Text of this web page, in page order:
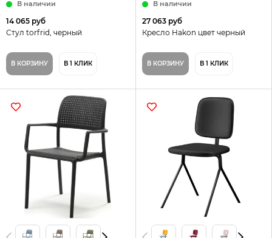
В наличии
14 065 руб
Стул torfrid, черный
В КОРЗИНУ В 1 КЛИК
В наличии
27 063 руб
Кресло Hakon цвет черный
В КОРЗИНУ В 1 КЛИК